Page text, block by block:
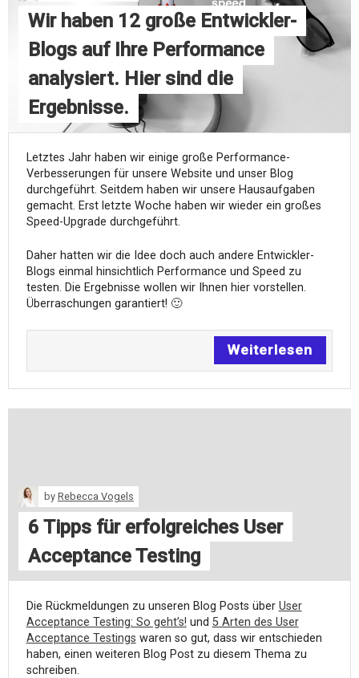
Wir haben 12 große Entwickler-
Blogs auf Ihre Performance
analysiert. Hier sind die
Ergebnisse.
Letztes Jahr haben wir einige große Performance-
Verbesserungen für unsere Website und unser Blog
durchgeführt. Seitdem haben wir unsere Hausaufgaben
gemacht. Erst letzte Woche haben wir wieder ein großes
Speed-Upgrade durchgeführt.
Daher hatten wir die Idee doch auch andere Entwickler-
Blogs einmal hinsichtlich Performance und Speed zu
testen. Die Ergebnisse wollen wir Ihnen hier vorstellen.
Überraschungen garantiert! 🙂
Weiterlesen
by Rebecca Vogels
6 Tipps für erfolgreiches User
Acceptance Testing
Die Rückmeldungen zu unseren Blog Posts über User
Acceptance Testing: So geht’s! und 5 Arten des User
Acceptance Testings waren so gut, dass wir entschieden
haben, einen weiteren Blog Post zu diesem Thema zu
schreiben.